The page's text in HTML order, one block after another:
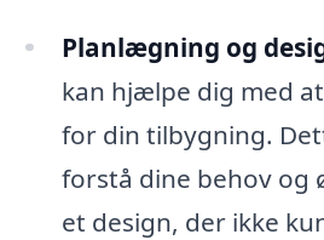
Planlægning og
kan hjælpe dig med
for din tilbygning.
forstå dine behov og
et design, der ikke